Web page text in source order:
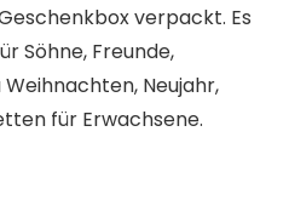
verpackt. Es
Söhne, Freunde,
Neujahr,
für Erwachsene.